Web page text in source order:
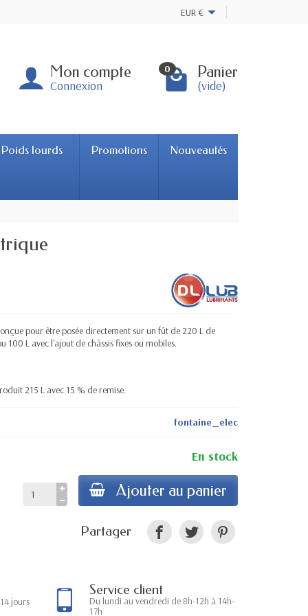
EUR €
Mon compte
Connexion
0 Panier
(vide)
Poids lourds Promotions Nouveautés
pour être posée directement sur un fût de 220 L de
100 L avec l'ajout de châssis fixes ou mobiles.
215 L avec 15 % de remise.
fontaine_elec
En stock
Ajouter au panier
Partager
jours
Service client
Du lundi au vendredi de 8h-12h à 14h-
17h